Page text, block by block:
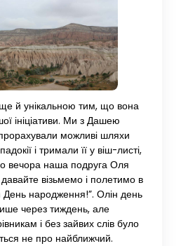
й унікальною тим, що вона
ініціативи. Ми з Дашею
можливі шляхи
і тримали її у віш-листі,
вечора наша подруга Оля
візьмемо і полетимо в
День народження!”. Олін день
через тиждень, але
і без зайвих слів було
не про найближчий.